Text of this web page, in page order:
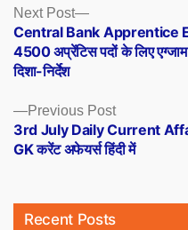
Posts
navigation
Previous PostPrevious
post:
3rd July Daily Current
GK करेंट अफेयर्स हिंदी में
Next Post
Next
post:
Central Bank Apprentice
4500 अप्रेंटिस पदों के लिए
दिशा-निर्देश
Recent Posts